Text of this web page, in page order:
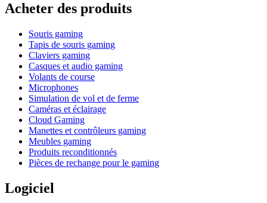
Acheter des produits
Souris gaming
Tapis de souris gaming
Claviers gaming
Casques et audio gaming
Volants de course
Microphones
Simulation de vol et de ferme
Caméras et éclairage
Cloud Gaming
Manettes et contrôleurs gaming
Meubles gaming
Produits reconditionnés
Pièces de rechange pour le gaming
Logiciel